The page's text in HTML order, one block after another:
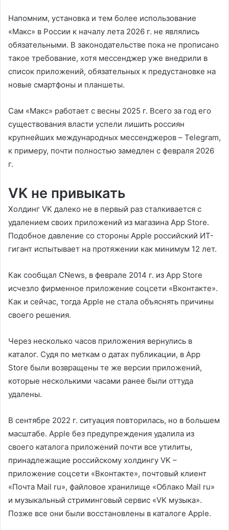
Напомним, установка и тем более использование
«Макс» в России к началу лета 2026 г. не являлись
обязательными. В законодательстве пока не прописано
такое требование, хотя мессенджер уже внедрили в
список приложений, обязательных к предустановке на
новые смартфоны и планшеты.
Сам «Макс» работает с весны 2025 г. Всего за год его
существования власти успели лишить россиян
крупнейших международных мессенджеров – Telegram,
к примеру, почти полностью замедлен с февраля 2026
г.
VK не привыкать
Холдинг VK далеко не в первый раз сталкивается с
удалением своих приложений из магазина App Store.
Подобное давление со стороны Apple российский ИТ-
гигант испытывает на протяжении как минимум 12 лет.
Как сообщал CNews, в феврале 2014 г. из App Store
исчезло фирменное приложение соцсети «Вконтакте».
Как и сейчас, тогда Apple не стала объяснять причины
своего решения.
Через несколько часов приложения вернулись в
каталог. Судя по меткам о датах публикации, в App
Store были возвращены те же версии приложений,
которые несколькими часами ранее были оттуда
удалены.
В сентябре 2022 г. ситуация повторилась, но в большем
масштабе. Apple без предупреждения удалила из
своего каталога приложений почти все утилиты,
принадлежащие российскому холдингу VK –
приложение соцсети «Вконтакте», почтовый клиент
«Почта Mail ru», файловое хранилище «Облако Mail ru»
и музыкальный стриминговый сервис «VK музыка».
Позже все они были восстановлены в каталоге Apple.